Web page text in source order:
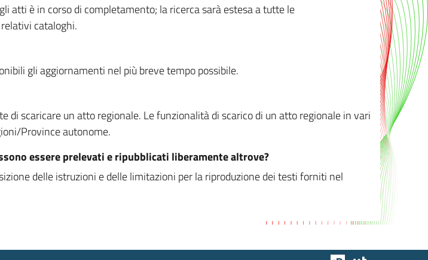
atti è in corso di completamento; la ricerca sarà estesa a tutte le
cataloghi.
gli aggiornamenti nel più breve tempo possibile.
di scaricare un atto regionale. Le funzionalità di scarico di un atto regionale in vari
Province autonome.
essere prelevati e ripubblicati liberamente altrove?
delle istruzioni e delle limitazioni per la riproduzione dei testi forniti nel